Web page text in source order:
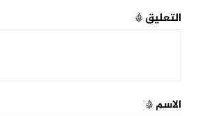
التعليق*
الاسم*